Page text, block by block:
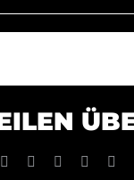
Reddit LinkedInWhatsApp
Tumblr